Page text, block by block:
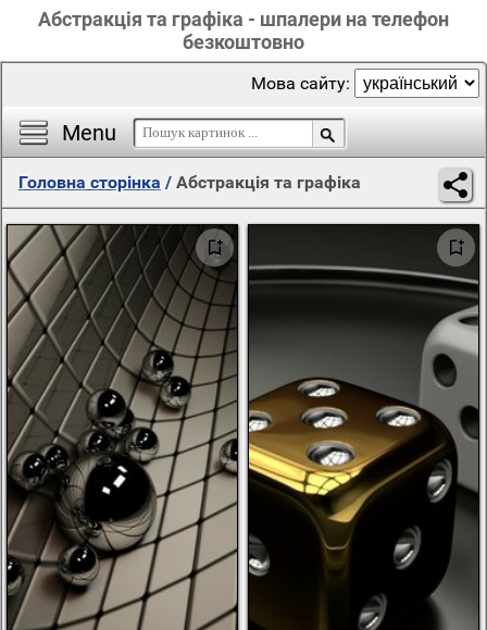
Абстракція та графіка - шпалери на телефон
безкоштовно
Menu
Мова сайту:
Головна сторінка / Абстракція та графіка